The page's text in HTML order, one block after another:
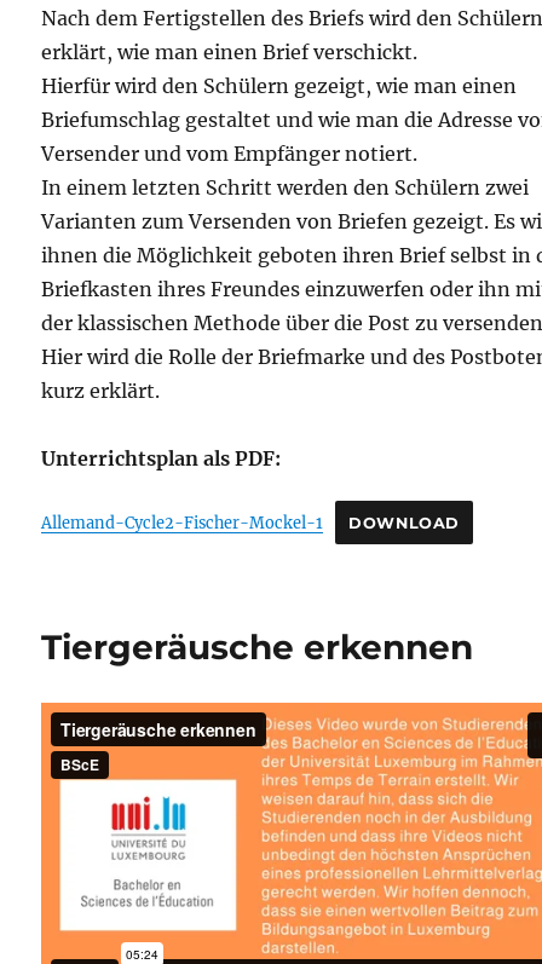
Nach dem Fertigstellen des Briefs wird den
erklärt, wie man einen Brief verschickt.
Hierfür wird den Schülern gezeigt, wie man einen
Briefumschlag gestaltet und wie man die Adresse
Versender und vom Empfänger notiert.
In einem letzten Schritt werden den Schülern zwei
Varianten zum Versenden von Briefen gezeigt. Es
ihnen die Möglichkeit geboten ihren Brief selbst in
Briefkasten ihres Freundes einzuwerfen oder ihn
der klassischen Methode über die Post zu
Hier wird die Rolle der Briefmarke und des
kurz erklärt.
Unterrichtsplan als PDF:
Allemand-Cycle2-Fischer-Mockel-1 DOWNLOAD
Tiergeräusche erkennen